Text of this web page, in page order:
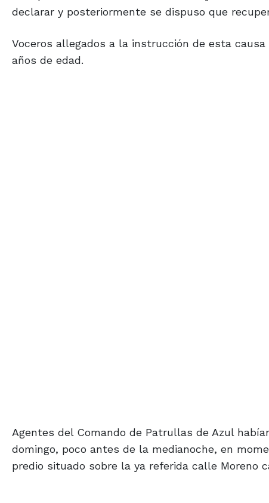
años de edad.
domingo, poco antes de la medianoche, en
predio situado sobre la ya referida calle Moreno